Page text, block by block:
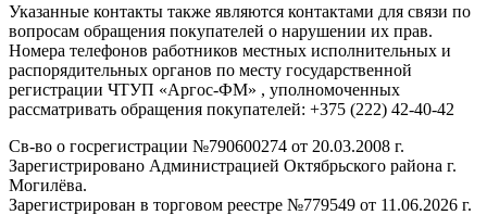
Указанные контакты также являются контактами для связи по
вопросам обращения покупателей о нарушении их прав.
Номера телефонов работников местных исполнительных и
распорядительных органов по месту государственной
регистрации ЧТУП «Аргос-ФМ» , уполномоченных
рассматривать обращения покупателей: +375 (222) 42-40-42
Св-во о госрегистрации №790600274 от 20.03.2008 г.
Зарегистрировано Администрацией Октябрьского района г.
Могилёва.
Зарегистрирован в торговом реестре №779549 от 11.06.2026 г.